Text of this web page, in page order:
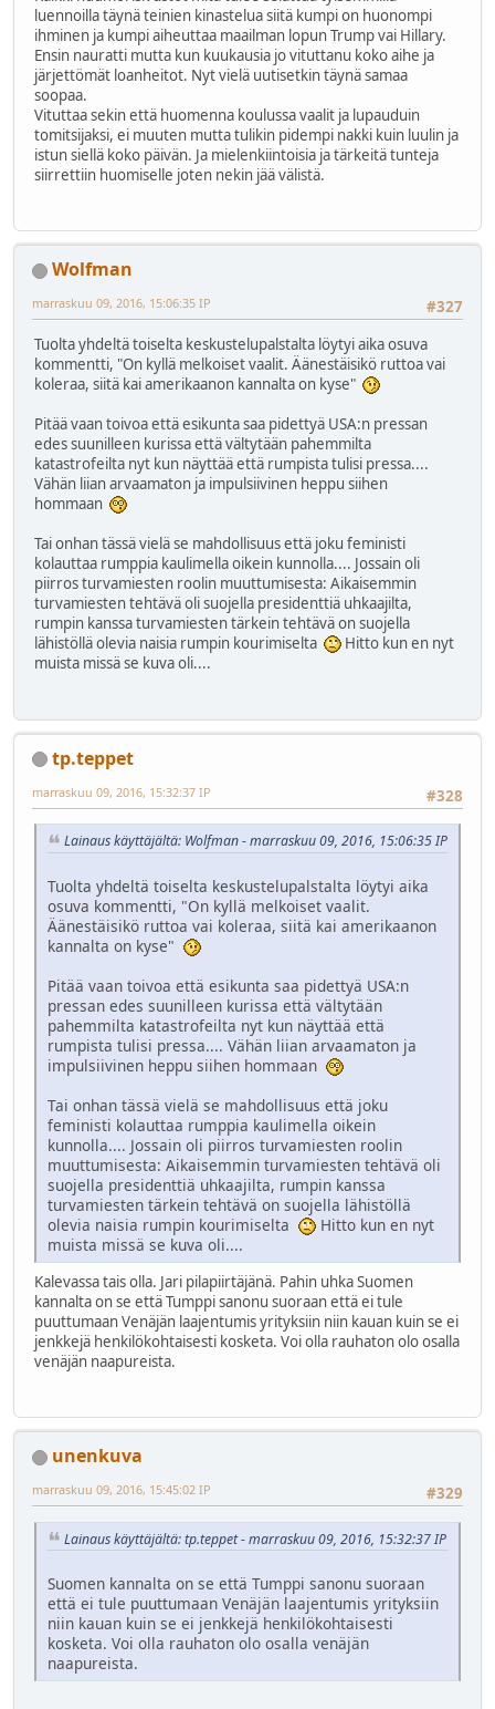
luennoilla täynä teinien kinastelua siitä kumpi on huonompi
ihminen ja kumpi aiheuttaa maailman lopun Trump vai Hillary.
Ensin nauratti mutta kun kuukausia jo vituttanu koko aihe ja
järjettömät loanheitot. Nyt vielä uutisetkin täynä samaa
soopaa.
Vituttaa sekin että huomenna koulussa vaalit ja lupauduin
tomitsijaksi, ei muuten mutta tulikin pidempi nakki kuin luulin ja
istun siellä koko päivän. Ja mielenkiintoisia ja tärkeitä tunteja
siirrettiin huomiselle joten nekin jää välistä.
Wolfman
#327
marraskuu 09, 2016, 15:06:35 IP
Tuolta yhdeltä toiselta keskustelupalstalta löytyi aika osuva
kommentti, "On kyllä melkoiset vaalit. Äänestäisikö ruttoa vai
koleraa, siitä kai amerikaanon kannalta on kyse"
Pitää vaan toivoa että esikunta saa pidettyä USA:n pressan
edes suunilleen kurissa että vältytään pahemmilta
katastrofeilta nyt kun näyttää että rumpista tulisi pressa....
Vähän liian arvaamaton ja impulsiivinen heppu siihen
hommaan
Tai onhan tässä vielä se mahdollisuus että joku feministi
kolauttaa rumppia kaulimella oikein kunnolla.... Jossain oli
piirros turvamiesten roolin muuttumisesta: Aikaisemmin
turvamiesten tehtävä oli suojella presidenttiä uhkaajilta,
rumpin kanssa turvamiesten tärkein tehtävä on suojella
lähistöllä olevia naisia rumpin kourimiselta
Hitto kun en nyt
muista missä se kuva oli....
tp.teppet
#328
marraskuu 09, 2016, 15:32:37 IP
Lainaus käyttäjältä: Wolfman - marraskuu 09, 2016, 15:06:35 IP
Tuolta yhdeltä toiselta keskustelupalstalta löytyi aika
osuva kommentti, "On kyllä melkoiset vaalit.
Äänestäisikö ruttoa vai koleraa, siitä kai amerikaanon
kannalta on kyse"
Pitää vaan toivoa että esikunta saa pidettyä USA:n
pressan edes suunilleen kurissa että vältytään
pahemmilta katastrofeilta nyt kun näyttää että
rumpista tulisi pressa.... Vähän liian arvaamaton ja
impulsiivinen heppu siihen hommaan
Tai onhan tässä vielä se mahdollisuus että joku
feministi kolauttaa rumppia kaulimella oikein
kunnolla.... Jossain oli piirros turvamiesten roolin
muuttumisesta: Aikaisemmin turvamiesten tehtävä oli
suojella presidenttiä uhkaajilta, rumpin kanssa
turvamiesten tärkein tehtävä on suojella lähistöllä
olevia naisia rumpin kourimiselta
Hitto kun en nyt
muista missä se kuva oli....
Kalevassa tais olla. Jari pilapiirtäjänä. Pahin uhka Suomen
kannalta on se että Tumppi sanonu suoraan että ei tule
puuttumaan Venäjän laajentumis yrityksiin niin kauan kuin se ei
jenkkejä henkilökohtaisesti kosketa. Voi olla rauhaton olo osalla
venäjän naapureista.
unenkuva
#329
marraskuu 09, 2016, 15:45:02 IP
Lainaus käyttäjältä: tp.teppet - marraskuu 09, 2016, 15:32:37 IP
Suomen kannalta on se että Tumppi sanonu suoraan
että ei tule puuttumaan Venäjän laajentumis yrityksiin
niin kauan kuin se ei jenkkejä henkilökohtaisesti
kosketa. Voi olla rauhaton olo osalla venäjän
naapureista.